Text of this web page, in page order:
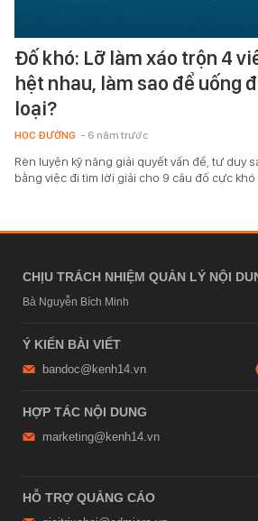
Đố khó: Lỡ làm xáo trộn 4
hệt nhau, làm sao để uống
loại?
HỌC ĐƯỜNG - 6 năm trước
Rèn luyện kỹ năng giải quyết vấn đề, tư duy
bằng việc đi tìm lời giải cho 9 câu đố cực khó
CHỊU TRÁCH NHIỆM QUẢN LÝ NỘI
Bà Nguyễn Bích Minh
Ý KIẾN BÀI VIẾT
bandoc@kenh14.vn
HỢP TÁC NỘI DUNG
marketing@kenh14.vn
HỖ TRỢ QUẢNG CÁO